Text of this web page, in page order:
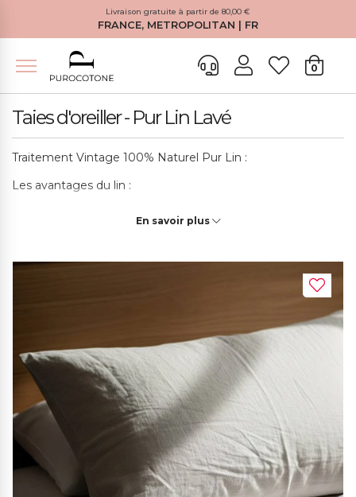
Livraison gratuite à partir de 80,00 €
FRANCE, METROPOLITAN | FR
0
Taies d'oreiller - Pur Lin Lavé
Traitement Vintage 100% Naturel Pur Lin :
Les avantages du lin :
-Haute absorption d'humidité pour un confort maximal
-Les fibres naturelles promeuvent le bien-être du corps
-Élimination rapide de la chaleur et de l'humidité
-Particulièrement adapté non seulement pour les soins des
-De plus, le traitement "Vintage" rend le tissu extrêmement
doux et lui donne une apparence fraîche, volumineuse,
naturelle et élastique et ne nécessite pas d'être repassé.
En savoir plus